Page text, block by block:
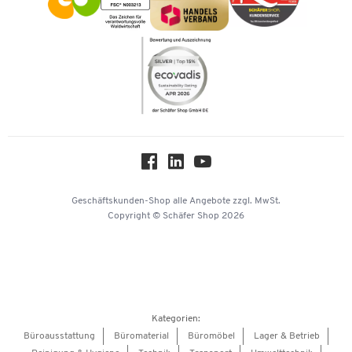
Kataloge
Geschäftskunden-Shop alle Angebote zzgl. MwSt.
Copyright © Schäfer Shop 2026
Kategorien:
Büroausstattung
Büromaterial Büromöbel
Lager & Betrieb